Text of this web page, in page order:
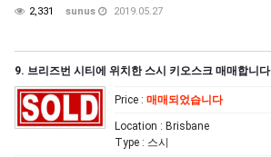
2,331 sunus 2019.05.27
9. 브리즈번 시티에 위치한 스시 키오스크 매매합니다
Price : 매매되었습니다
Location : Brisbane
Type : 스시